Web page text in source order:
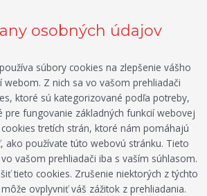
osobných údajov
súbory cookies na zlepšenie vášho
webom. Z nich sa vo vašom prehliadači
ktoré sú kategorizované podľa potreby,
pre fungovanie základných funkcií webovej
tretích strán, ktoré nám pomáhajú
ako používate túto webovú stránku. Tieto
vašom prehliadači iba s vaším súhlasom.
tieto cookies. Zrušenie niektorých z týchto
ovplyvniť váš zážitok z prehliadania.